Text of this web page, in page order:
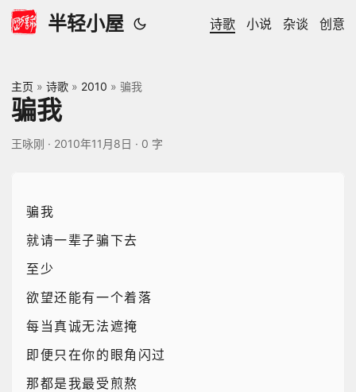
半轻小屋 诗歌 小说 杂谈 创意
主页 » 诗歌 » 2010 » 骗我
骗我
王咏刚 · 2010年11月8日 · 0 字
骗我
就请一辈子骗下去
至少
欲望还能有一个着落
每当真诚无法遮掩
即便只在你的眼角闪过
那都是我最受煎熬